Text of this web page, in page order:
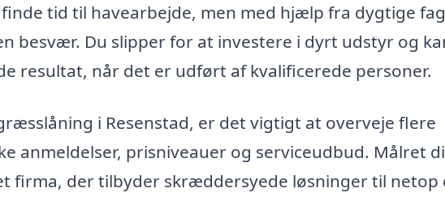
tid til havearbejde, men med hjælp fra dygtige
besvær. Du slipper for at investere i dyrt udstyr og
resultat, når det er udført af kvalificerede personer.
i Resenstad, er det vigtigt at overveje flere
anmeldelser, prisniveauer og serviceudbud. Målret
firma, der tilbyder skræddersyede løsninger til netop